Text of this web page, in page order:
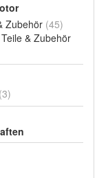
Zubehör (45)
& Zubehör
(3)